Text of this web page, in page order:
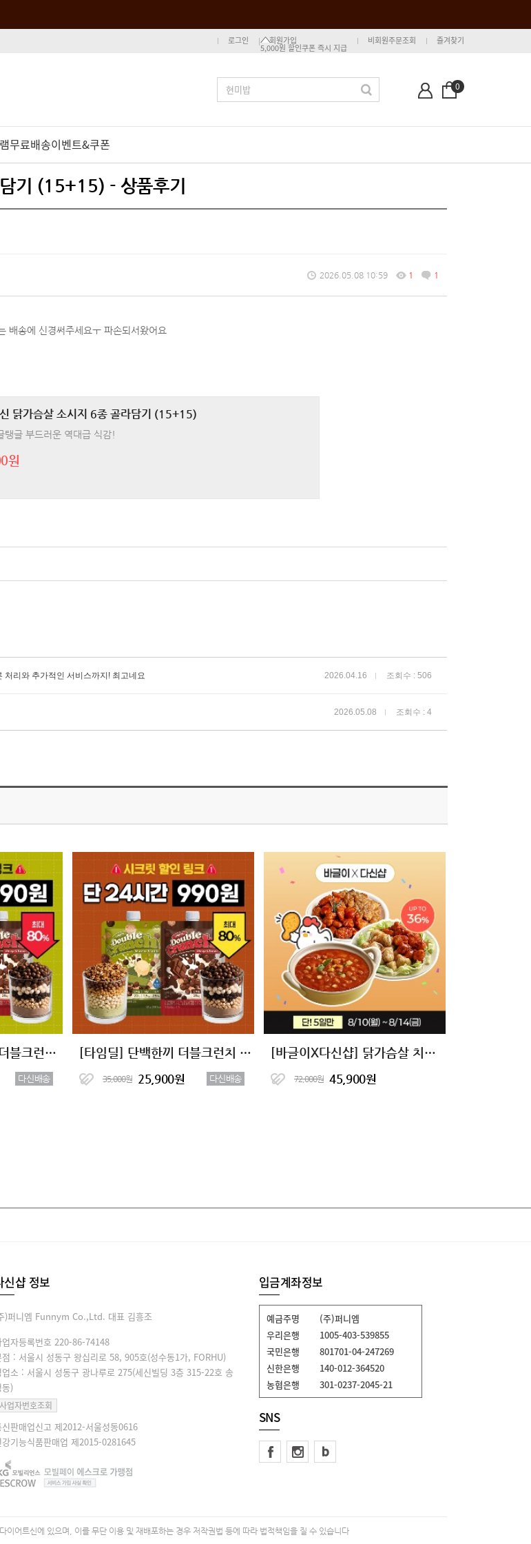
로그인 회원가입
5,000원 할인쿠폰 즉시 지급
비회원주문조회 즐겨찾기
0
무료배송이벤트&쿠폰
기 (15+15) - 상품후기
2026.05.08 10:59 1 1
배송에 신경써주세요ㅜ 파손되서왔어요
닭가슴살 소시지 6종 골라담기 (15+15)
글 부드러운 역대급 식감!
원
처리와 추가적인 서비스까지! 최고네요 2026.04.16 조회수 : 506
2026.05.08 조회수 : 4
[타임특가] 단백한끼 더블크런치 단백질쉐이크 2종 (7+7)
다신배송
[타임딜] 단백한끼 더블크런치 단백질쉐이크 2종 (7+7)
35,000원 25,900원 다신배송
[바글이X다신샵] 닭가슴살 치킨&마녀스프 10종 단독핫딜
72,000원 45,900원
신샵 정보
)퍼니엠 Funnym Co.,Ltd. 대표 김흥조
업자등록번호 220-86-74148
점 : 서울시 성동구 왕십리로 58, 905호(성수동1가, FORHU)
업소 : 서울시 성동구 광나루로 275(세신빌딩 3층 315-22호 송
동)
사업자번호조회
신판매업신고 제2012-서울성동0616
강기능식품판매업 제2015-0281645
입금계좌정보
예금주명
(주)퍼니엠
우리은행
1005-403-539855
국민은행
801701-04-247269
신한은행
140-012-364520
농협은행
301-0237-2045-21
SNS
이어트신에 있으며, 이를 무단 이용 및 재배포하는 경우 저작권법 등에 따라 법적책임을 질 수 있습니다